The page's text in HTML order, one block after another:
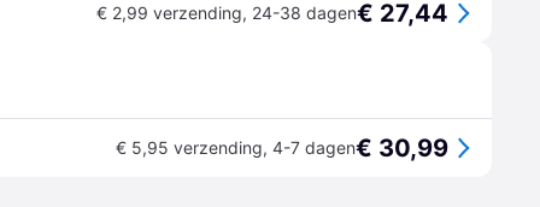
€ 2,99 verzending, 24-38 dagen€ 27,44
€ 5,95 verzending, 4-7 dagen€ 30,99